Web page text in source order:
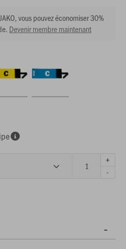
vous pouvez économiser 30%
Devenir membre maintenant
+
-